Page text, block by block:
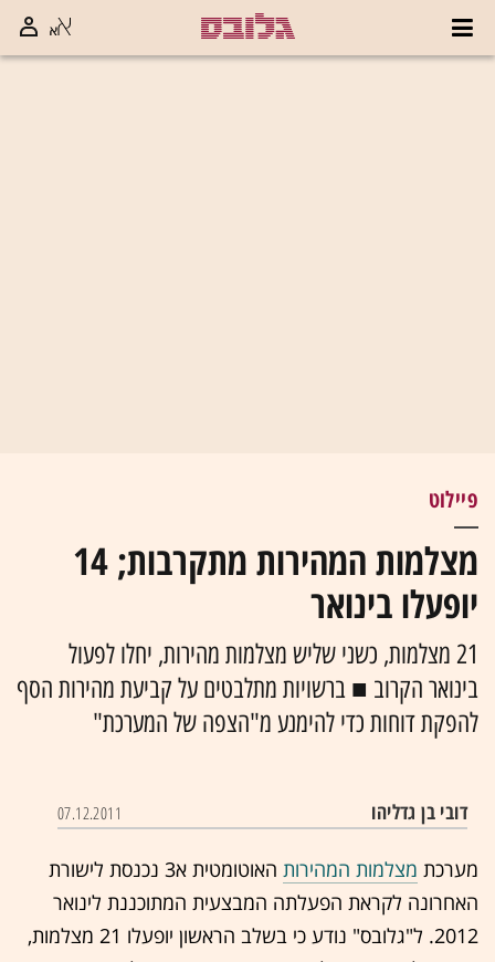
פיילוט
מצלמות המהירות מתקרבות; 14
יופעלו בינואר
21 מצלמות, כשני שליש מצלמות מהירות, יחלו לפעול
בינואר הקרוב ■ ברשויות מתלבטים על קביעת מהירות הסף
להפקת דוחות כדי להימנע מ"הצפה של המערכת"
דובי בן גדליהו 07.12.2011
מערכת מצלמות המהירות
האוטומטית א3 נכנסת לישורת
האחרונה לקראת הפעלתה המבצעית המתוכננת לינואר
2012. ל"גלובס" נודע כי בשלב הראשון יופעלו 21 מצלמות,